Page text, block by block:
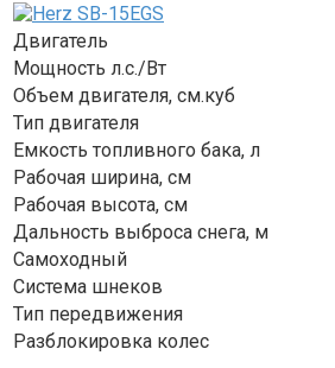
Двигатель
Мощность л.с./Вт
Объем двигателя, см.куб
Тип двигателя
Емкость топливного бака, л
Рабочая ширина, см
Рабочая высота, см
Дальность выброса снега, м
Самоходный
Система шнеков
Тип передвижения
Разблокировка колес